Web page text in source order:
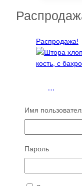
Распродажа!
Штора
2326₽ –
Распродажа!
Имя
Пароль